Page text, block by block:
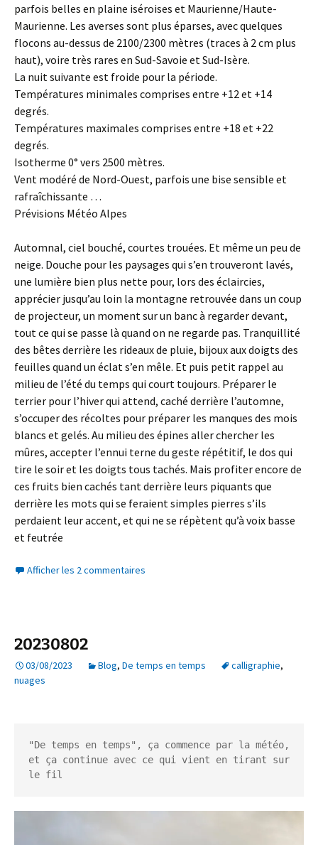
parfois belles en plaine iséroises et Maurienne/Haute-
Maurienne. Les averses sont plus éparses, avec quelques
flocons au-dessus de 2100/2300 mètres (traces à 2 cm plus
haut), voire très rares en Sud-Savoie et Sud-Isère.
La nuit suivante est froide pour la période.
Températures minimales comprises entre +12 et +14
degrés.
Températures maximales comprises entre +18 et +22
degrés.
Isotherme 0° vers 2500 mètres.
Vent modéré de Nord-Ouest, parfois une bise sensible et
rafraîchissante …
Prévisions Météo Alpes
Automnal, ciel bouché, courtes trouées. Et même un peu de
neige. Douche pour les paysages qui s’en trouveront lavés,
une lumière bien plus nette pour, lors des éclaircies,
apprécier jusqu’au loin la montagne retrouvée dans un coup
de projecteur, un moment sur un banc à regarder devant,
tout ce qui se passe là quand on ne regarde pas. Tranquillité
des bêtes derrière les rideaux de pluie, bijoux aux doigts des
feuilles quand un éclat s’en mêle. Et puis petit rappel au
milieu de l’été du temps qui court toujours. Préparer le
terrier pour l’hiver qui attend, caché derrière l’automne,
s’occuper des récoltes pour préparer les manques des mois
blancs et gelés. Au milieu des épines aller chercher les
mûres, accepter l’ennui terne du geste répétitif, le dos qui
tire le soir et les doigts tous tachés. Mais profiter encore de
ces fruits bien cachés tant derrière leurs piquants que
derrière les mots qui se feraient simples pierres s’ils
perdaient leur accent, et qui ne se répètent qu’à voix basse
et feutrée
Afficher les 2 commentaires
20230802
03/08/2023 Blog, De temps en temps calligraphie,
nuages
"De temps en temps", ça commence par la météo,
et ça continue avec ce qui vient en tirant sur
le fil